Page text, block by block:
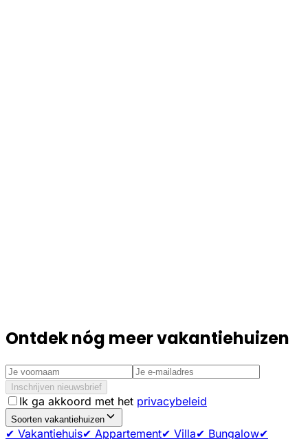
Ontdek nóg meer vakantiehuizen
Inschrijven nieuwsbrief
Ik ga akkoord met het privacybeleid
Soorten vakantiehuizen
✔ Vakantiehuis✔ Appartement✔ Villa✔ Bungalow✔